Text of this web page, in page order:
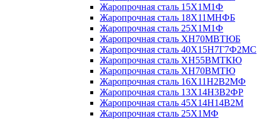
Жаропрочная сталь 15Х1М1Ф
Жаропрочная сталь 18Х11МНФБ
Жаропрочная сталь 25Х1М1Ф
Жаропрочная сталь ХН70МВТЮБ
Жаропрочная сталь 40Х15Н7Г7Ф2МС
Жаропрочная сталь ХН55ВМТКЮ
Жаропрочная сталь ХН70ВМТЮ
Жаропрочная сталь 16Х11Н2В2МФ
Жаропрочная сталь 13Х14Н3В2ФР
Жаропрочная сталь 45Х14Н14В2М
Жаропрочная сталь 25Х1МФ